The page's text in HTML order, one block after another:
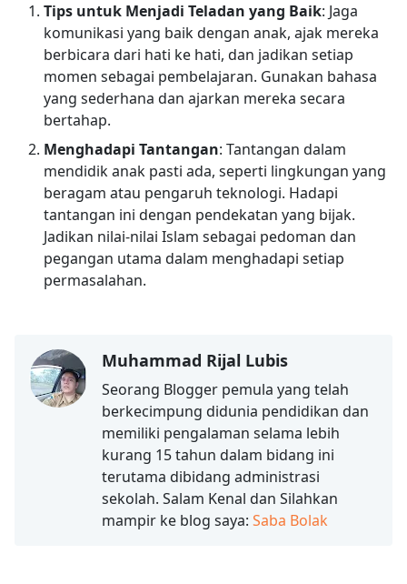
Tips untuk Menjadi Teladan yang Baik: Jaga
komunikasi yang baik dengan anak, ajak mereka
berbicara dari hati ke hati, dan jadikan setiap
momen sebagai pembelajaran. Gunakan bahasa
yang sederhana dan ajarkan mereka secara
bertahap.
Menghadapi Tantangan: Tantangan dalam
mendidik anak pasti ada, seperti lingkungan yang
beragam atau pengaruh teknologi. Hadapi
tantangan ini dengan pendekatan yang bijak.
Jadikan nilai-nilai Islam sebagai pedoman dan
pegangan utama dalam menghadapi setiap
permasalahan.
Muhammad Rijal Lubis
Seorang Blogger pemula yang telah
berkecimpung didunia pendidikan dan
memiliki pengalaman selama lebih
kurang 15 tahun dalam bidang ini
terutama dibidang administrasi
sekolah. Salam Kenal dan Silahkan
mampir ke blog saya: Saba Bolak